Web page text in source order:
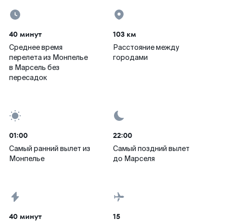
40 минут
Среднее время
перелета из Монпелье
в Марсель без
пересадок
103 км
Расстояние между
городами
01:00
Самый ранний вылет из
Монпелье
22:00
Самый поздний вылет
до Марселя
40 минут 15